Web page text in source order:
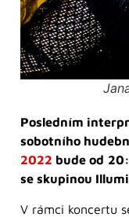
Posledním
sobotního
2022 bude od
se skupinou
V rámci koncertu